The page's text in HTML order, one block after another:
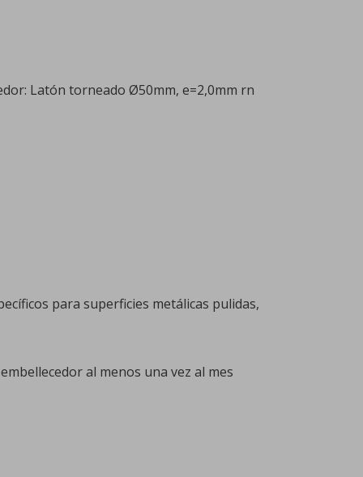
Latón torneado Ø50mm, e=2,0mm rn
para superficies metálicas pulidas,
al menos una vez al mes